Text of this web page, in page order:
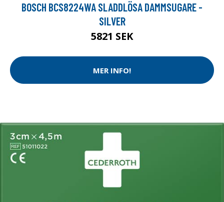
BOSCH BCS8224WA SLADDLÖSA DAMMSUGARE -
SILVER
5821 SEK
MER INFO!